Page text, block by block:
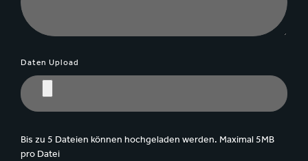
Daten Upload
Bis zu 5 Dateien können hochgeladen werden. Maximal 5MB
pro Datei